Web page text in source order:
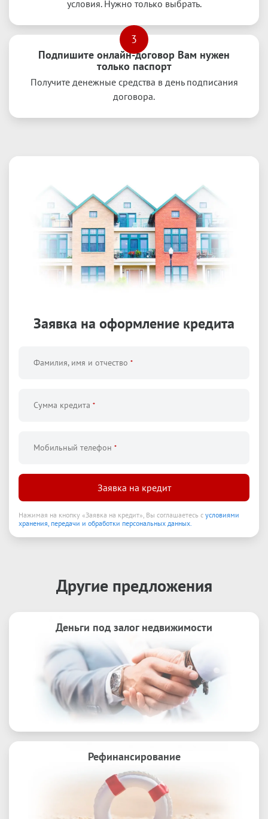
условия. Нужно только выбрать.
3
Подпишите онлайн-договор Вам нужен
только паспорт
Получите денежные средства в день подписания
договора.
Заявка на оформление кредита
Фамилия, имя и отчество *
Сумма кредита *
Мобильный телефон *
Заявка на кредит
Нажимая на кнопку «Заявка на кредит», Вы соглашаетесь с условиями
хранения, передачи и обработки персональных данных.
Другие предложения
Деньги под залог недвижимости
Рефинансирование